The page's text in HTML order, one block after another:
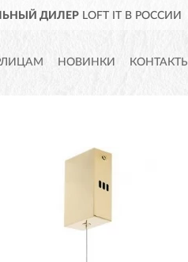
ДИЛЕР LOFT IT В РОССИИ
НОВИНКИ КОНТАКТЫ